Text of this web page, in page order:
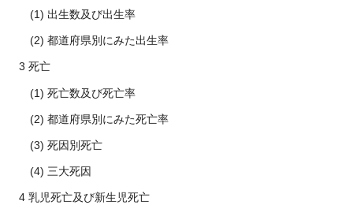
(1) 出生数及び出生率
(2) 都道府県別にみた出生率
3 死亡
(1) 死亡数及び死亡率
(2) 都道府県別にみた死亡率
(3) 死因別死亡
(4) 三大死因
4 乳児死亡及び新生児死亡